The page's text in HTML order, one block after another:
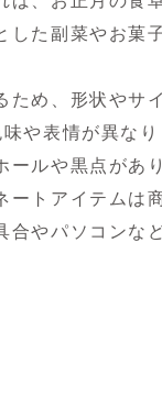
した副菜やお菓
め、形状やサ
や表情が異なり
ルや黒点があ
トアイテムは
やパソコンな